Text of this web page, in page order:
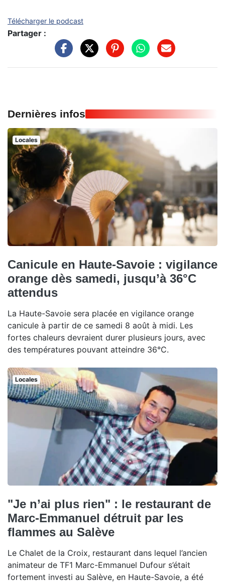
Télécharger le podcast
Partager :
Dernières infos
Locales
Canicule en Haute-Savoie : vigilance
orange dès samedi, jusqu’à 36°C
attendus
La Haute-Savoie sera placée en vigilance orange
canicule à partir de ce samedi 8 août à midi. Les
fortes chaleurs devraient durer plusieurs jours, avec
des températures pouvant atteindre 36°C.
Locales
"Je n’ai plus rien" : le restaurant de
Marc-Emmanuel détruit par les
flammes au Salève
Le Chalet de la Croix, restaurant dans lequel l’ancien
animateur de TF1 Marc-Emmanuel Dufour s’était
fortement investi au Salève, en Haute-Savoie, a été